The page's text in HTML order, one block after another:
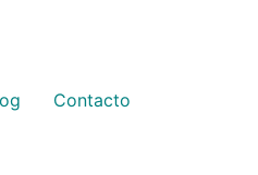
Contacto